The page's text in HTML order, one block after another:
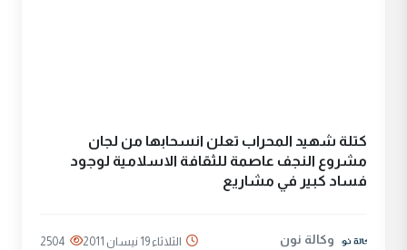
كتلة شهيد المحراب تعلن انسحابها من لجان
مشروع النجف عاصمة للثقافة الاسلامية لوجود
فساد كبير في مشاريع
وكالة نون الثلاثاء 19 نيسان 2011 2504